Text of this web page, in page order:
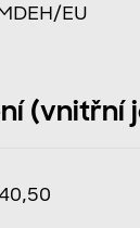
EU
(vnitřní